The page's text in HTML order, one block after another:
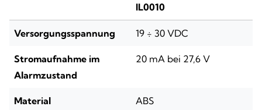
IL0010
Versorgungsspannung 19 ÷ 30 VDC
Stromaufnahme im
Alarmzustand
20 mA bei 27,6 V
Material ABS